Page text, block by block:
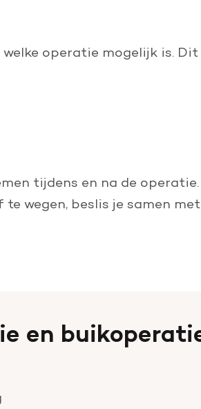
operatie mogelijk is.
tijdens en na de
wegen, beslis je samen
en